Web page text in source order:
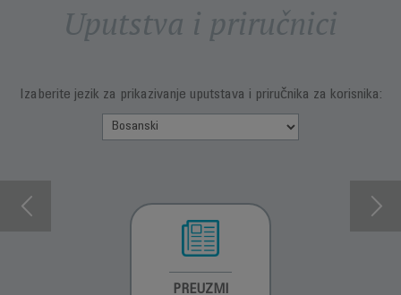
Uputstva i priručnici
Izaberite jezik za prikazivanje uputstava i priručnika za korisnika:
PREUZMI